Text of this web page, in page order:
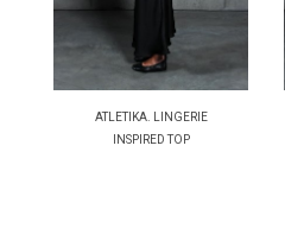
ATLETIKA. LINGERIE
INSPIRED TOP